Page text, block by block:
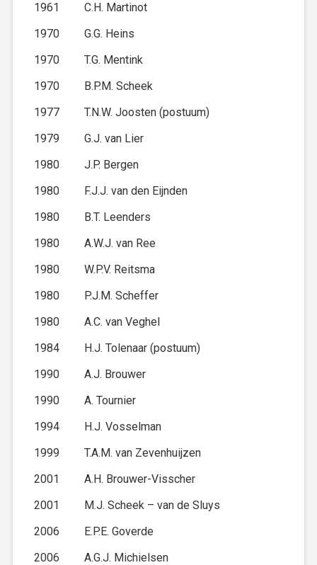
1961
C.H. Martinot
1970
G.G. Heins
1970
T.G. Mentink
1970
B.P.M. Scheek
1977
T.N.W. Joosten (postuum)
1979
G.J. van Lier
1980
J.P. Bergen
1980
F.J.J. van den Eijnden
1980
B.T. Leenders
1980
A.W.J. van Ree
1980
W.P.V. Reitsma
1980
P.J.M. Scheffer
1980
A.C. van Veghel
1984
H.J. Tolenaar (postuum)
1990
A.J. Brouwer
1990
A. Tournier
1994
H.J. Vosselman
1999
T.A.M. van Zevenhuijzen
2001
A.H. Brouwer-Visscher
2001
M.J. Scheek – van de Sluys
2006
E.P.E. Goverde
2006
A.G.J. Michielsen